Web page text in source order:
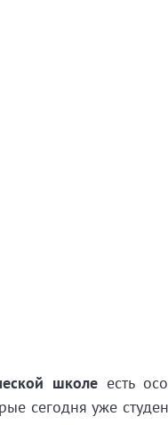
школеесть
сегодня уже